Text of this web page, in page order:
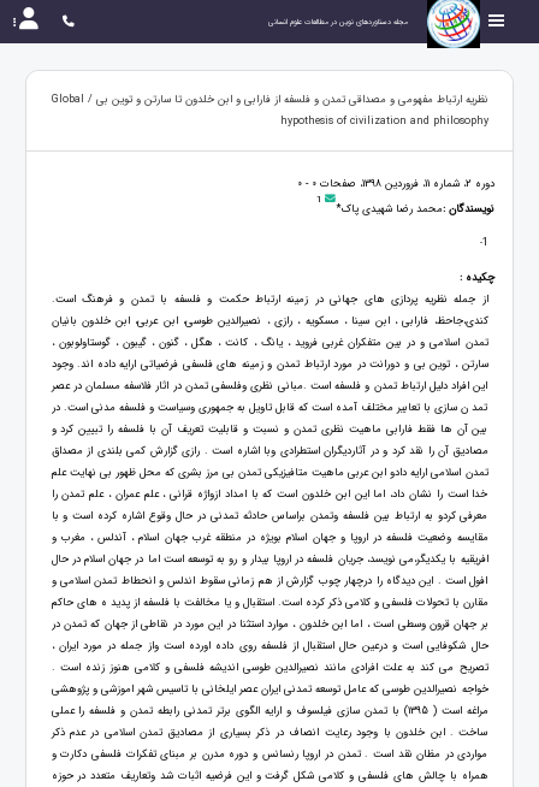
مجله دستاوردهای نوین در مطالعات علوم انسانی
نظریه ارتباط مفهومی و مصداقی تمدن و فلسفه از فارابی و ابن خلدون تا سارتن و توین بی / Global
hypothesis of civilization and philosophy
دوره 2، شماره 11، فروردین 1398، صفحات 0 - 0
نویسندگان :محمد رضا شهیدی پاک* 1
1
-
چکیده :
از جمله نظریه پردازی های جهانی در زمینه ارتباط حکمت و فلسفه با تمدن و فرهنگ است.
کندی،جاحظ، فارابی ، ابن سینا ، مسکویه ، رازی ، نصیرالدین طوسی، ابن عربی، ابن خلدون بانیان
تمدن اسلامی و در بین متفکران غربی فروید ، یانگ ، کانت ، هگل ، گنون ، گیبون ، گوستاولوبون ،
سارتن ، توین بی و دورانت در مورد ارتباط تمدن و زمینه های فلسفی فرضیاتی ارایه داده اند. وجود
این افراد دلیل ارتباط تمدن و فلسفه است .مبانی نظری وفلسفی تمدن در اثار فلاسفه مسلمان در عصر
تمد ن سازی با تعابیر مختلف آمده است که قابل تاویل به جمهوری وسیاست و فلسفه مدنی است. در
بین آن ها فقط فارابی ماهیت نظری تمدن و نسبت و قابلیت تعریف آن با فلسفه را تبیین کرد و
مصادیق آن را نقد کرد و در آثاردیگران استطرادی وبا اشاره است . رازی گزارش کمی بلندی از مصداق
تمدن اسلامی ارایه دادو ابن عربی ماهیت متافیزیکی تمدن بی مرز بشری که محل ظهور بی نهایت علم
خدا است را نشان داد، اما این ابن خلدون است که با امداد ازواژه قرانی ، علم عمران ، علم تمدن را
معرفی کردو به ارتباط بین فلسفه وتمدن براساس حادثه تمدنی در حال وقوع اشاره کرده است و با
مقایسه وضعیت فلسفه در اروپا و جهان اسلام بویژه در منطقه غرب جهان اسلام ، آندلس ، مغرب و
افریقیه با یکدیگر،می نویسد، جریان فلسفه در اروپا بیدار و رو به توسعه است اما در جهان اسلام در حال
افول است . این دیدگاه را درچهار چوب گزارش از هم زمانی سقوط اندلس و انحطاط تمدن اسلامی و
مقارن با تحولات فلسفی و کلامی ذکر کرده است. استقبال و یا مخالفت با فلسفه از پدید ه های حاکم
بر جهان قرون وسطی است ، اما ابن خلدون ، موارد استثنا در این مورد در نقاطی از جهان که تمدن در
حال شکوفایی است و درعین حال استقبال از فلسفه روی داده اورده است واز جمله در مورد ایران ،
تصریح می کند به علت افرادی مانند نصیرالدین طوسی اندیشه فلسفی و کلامی هنوز زنده است .
خواجه نصیرالدین طوسی که عامل توسعه تمدنی ایران عصر ایلخانی با تاسیس شهر اموزشی و پژوهشی
مراغه است ( 1395) با تمدن سازی فیلسوف و ارایه الگوی برتر تمدنی رابطه تمدن و فلسفه را عملی
ساخت . ابن خلدون با وجود رعایت انصاف در ذکر بسیاری از مصادیق تمدن اسلامی در عدم ذکر
مواردی در مظان نقد است . تمدن در اروپا رنسانس و دوره مدرن بر مبنای تفکرات فلسفی دکارت و
همراه با چالش های فلسفی و کلامی شکل گرفت و این فرضیه اثبات شد وتعاریف متعدد در حوزه